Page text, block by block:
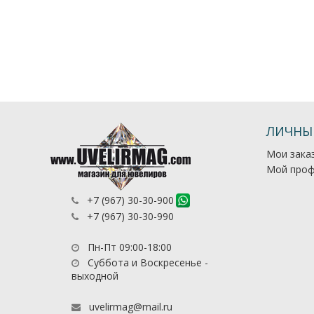
+7 (967) 30-30-900
+7 (967) 30-30-990
Пн-Пт 09:00-18:00
Суббота и Воскресенье -
выходной
uvelirmag@mail.ru
Мои
Мой